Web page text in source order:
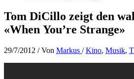
Tom DiCillo zeigt den
«When You’re Strange»
29/7/2012 / Von Markus /Kino, Musik,